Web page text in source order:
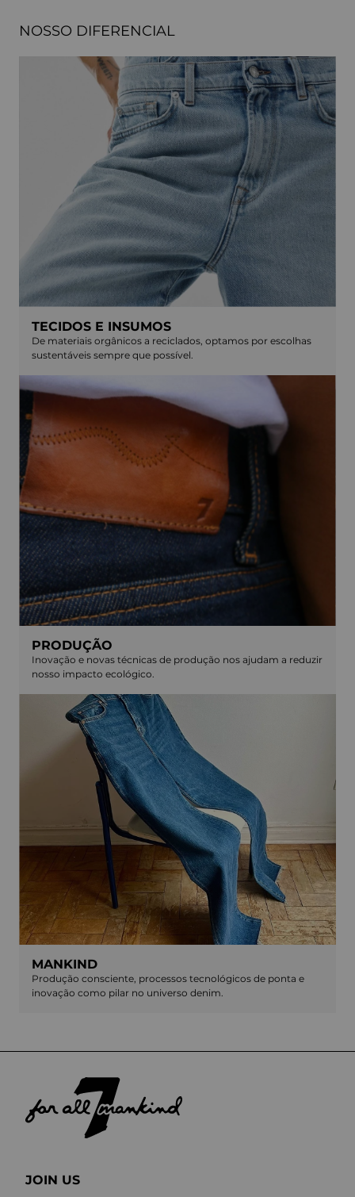
NOSSO DIFERENCIAL
TECIDOS E INSUMOS
De materiais orgânicos a reciclados, optamos por escolhas
sustentáveis sempre que possível.
PRODUÇÃO
Inovação e novas técnicas de produção nos ajudam a reduzir
nosso impacto ecológico.
MANKIND
Produção consciente, processos tecnológicos de ponta e
inovação como pilar no universo denim.
JOIN US